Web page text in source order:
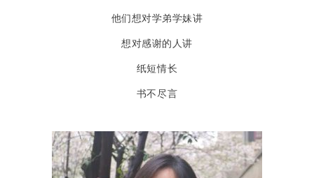
他们想对学弟学妹讲
想对感谢的人讲
纸短情长
书不尽言